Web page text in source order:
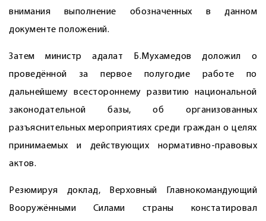
внимания выполнение обозначенных в данном
документе положений.
Затем министр адалат Б.Мухамедов доложил о
проведённой за первое полугодие работе по
дальнейшему всестороннему развитию национальной
законодательной базы, об организованных
разъяснительных мероприятиях среди граждан о целях
принимаемых и действующих нормативно-правовых
актов.
Резюмируя доклад, Верховный Главнокомандующий
Вооружёнными Силами страны констатировал